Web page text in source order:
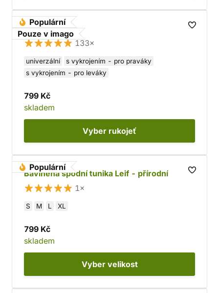
Populární
Pouze v imago
Luk dřevěný
133×
univerzální
s vykrojením - pro praváky
s vykrojením - pro leváky
799 Kč
skladem
Vyber rukojeť
Populární
Bavlněná spodní tunika Leif - přírodní
1×
S M L XL
799 Kč
skladem
Vyber velikost